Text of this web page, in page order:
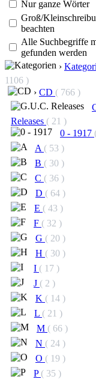
Nur ganze Wörter
Groß/
beachten
Alle Suchbegriffe
gefunden werden
›
1106 )
› CD ( 766 )
Releases ( 21 )
0 - 1917
A ( 53 )
B ( 30 )
C ( 36 )
D ( 64 )
E ( 43 )
F ( 32 )
G ( 20 )
H ( 30 )
I ( 17 )
J ( 2 )
K ( 14 )
L ( 21 )
M ( 66 )
N ( 24 )
O ( 19 )
P ( 35 )